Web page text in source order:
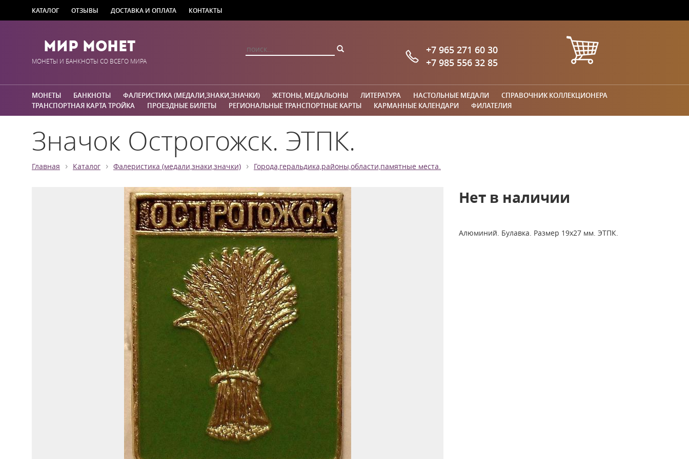
КАТАЛОГ ОТЗЫВЫ ДОСТАВКА И ОПЛАТА КОНТАКТЫ
Мир Монет
МОНЕТЫ И БАНКНОТЫ СО ВСЕГО МИРА
+7 965 271 60 30
+7 985 556 32 85
МОНЕТЫ БАНКНОТЫ ФАЛЕРИСТИКА (МЕДАЛИ,ЗНАКИ,ЗНАЧКИ) ЖЕТОНЫ, МЕДАЛЬОНЫ ЛИТЕРАТУРА НАСТОЛЬНЫЕ МЕДАЛИ
СПРАВОЧНИК КОЛЛЕКЦИОНЕРА
ТРАНСПОРТНАЯ КАРТА ТРОЙКА
ПРОЕЗДНЫЕ БИЛЕТЫ РЕГИОНАЛЬНЫЕ ТРАНСПОРТНЫЕ КАРТЫ КАРМАННЫЕ КАЛЕНДАРИ ФИЛАТЕЛИЯ
Значок Острогожск. ЭТПК.
Главная › Каталог › Фалеристика (медали,знаки,значки) › Города,геральдика,районы,области,памятные места.
Нет в наличии
Алюминий. Булавка. Размер 19х27 мм. ЭТПК.